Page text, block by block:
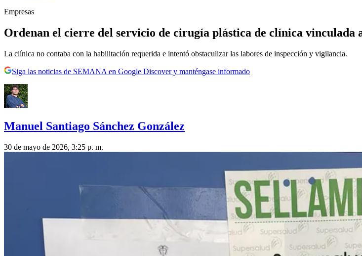
Empresas
Ordenan el cierre del servicio de cirugía plástica de clínica vinculada
La clínica no contaba con la habilitación requerida e intentó obstaculizar las labores de inspección y vigilancia.
Siga las noticias de SEMANA en Google Discover y manténgase informado
Manuel Santiago Sánchez González
30 de mayo de 2026, 3:25 p. m.